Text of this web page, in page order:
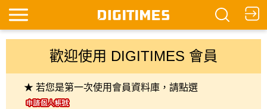
歡迎使用 DIGITIMES 會員
★ 若您是第一次使用會員資料庫，請點選